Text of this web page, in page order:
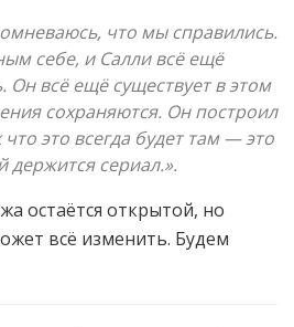
что мы справились.
себе, и Салли всё ещё
Он всё ещё существует в этом
сохраняются. Он построил
что это всегда будет там — это
держится сериал.».
остаётся открытой, но
всё изменить. Будем